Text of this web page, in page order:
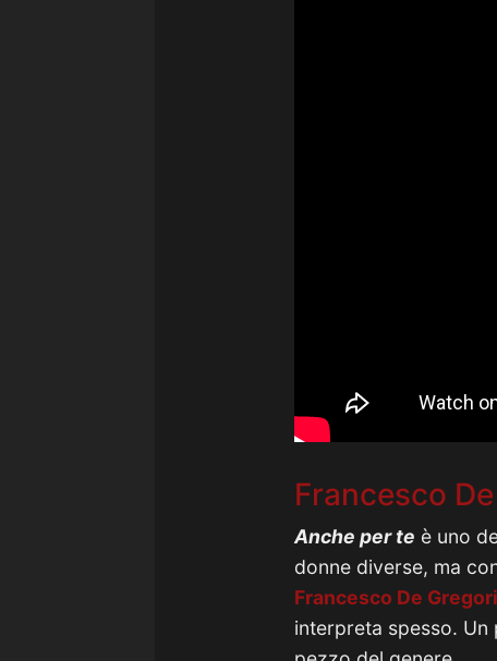
Francesco
Anche per te è uno
donne diverse, ma
Francesco De Gregori
interpreta spesso.